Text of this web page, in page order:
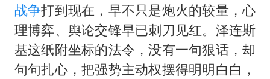
战争打到现在，早不只是炮火的较量，心
理博弈、舆论交锋早已刺刀见红。泽连斯
基这纸附坐标的法令，没有一句狠话，却
句句扎心，把强势主动权摆得明明白白，